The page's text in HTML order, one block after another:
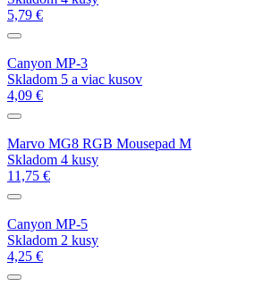
5,79 €
Canyon MP-3
Skladom 5 a viac kusov
4,09 €
Marvo MG8 RGB Mousepad M
Skladom 4 kusy
11,75 €
Canyon MP-5
Skladom 2 kusy
4,25 €